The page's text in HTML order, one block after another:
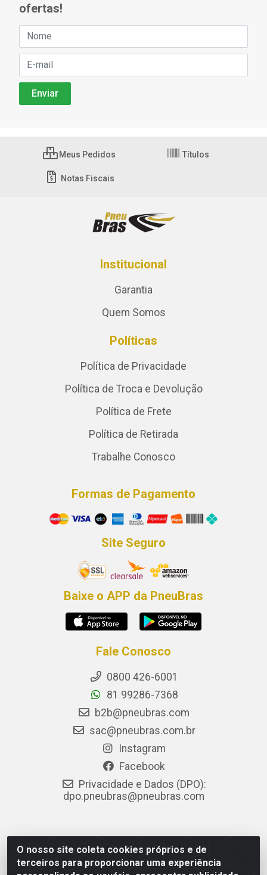
O nosso site coleta cookies próprios e de
terceiros para proporcionar uma experiência
ofertas!
Meus Pedidos Títulos
Notas Fiscais
Institucional
Garantia
Quem Somos
Políticas
Política de Privacidade
Política de Troca e Devolução
Política de Frete
Política de Retirada
Trabalhe Conosco
Formas de Pagamento
Site Seguro
Baixe o APP da PneuBras
Fale Conosco
0800 426-6001
81 99286-7368
b2b@pneubras.com
sac@pneubras.com.br
Instagram
Facebook
Privacidade e Dados (DPO):
dpo.pneubras@pneubras.com
PneuBras - Rodovia BR-101, KM 82 - Prazeres,
Jaboatão dos Guararapes/PE - CEP 54.335-000 - CNPJ
08.678.386/0001-05 - Pneubras Comércio de Pneus